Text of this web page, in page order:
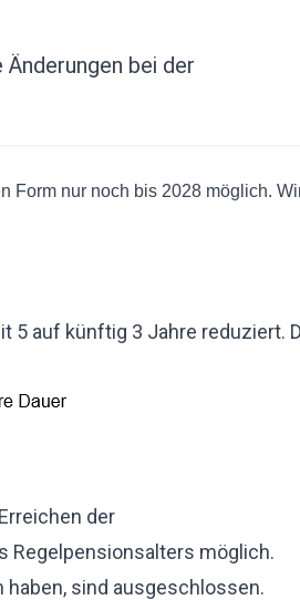
bei der
Form nur noch bis 2028 möglich.
5 auf künftig 3 Jahre reduziert.
der
Regelpensionsalters möglich.
sind ausgeschlossen.